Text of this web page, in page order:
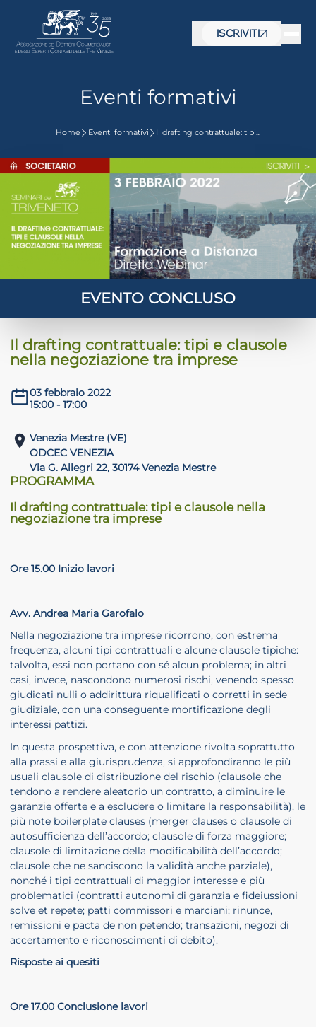
ISCRIVITI
Eventi formativi
Home Eventi formativi Il drafting contrattuale: tipi...
EVENTO CONCLUSO
Il drafting contrattuale: tipi e clausole
nella negoziazione tra imprese
03 febbraio 2022
15:00 - 17:00
Venezia Mestre (VE)
ODCEC VENEZIA
Via G. Allegri 22, 30174 Venezia Mestre
PROGRAMMA
Il drafting contrattuale: tipi e clausole nella
negoziazione tra imprese
Ore 15.00 Inizio lavori
Avv. Andrea Maria Garofalo
Nella negoziazione tra imprese ricorrono, con estrema
frequenza, alcuni tipi contrattuali e alcune clausole tipiche:
talvolta, essi non portano con sé alcun problema; in altri
casi, invece, nascondono numerosi rischi, venendo spesso
giudicati nulli o addirittura riqualificati o corretti in sede
giudiziale, con una conseguente mortificazione degli
interessi pattizi.
In questa prospettiva, e con attenzione rivolta soprattutto
alla prassi e alla giurisprudenza, si approfondiranno le più
usuali clausole di distribuzione del rischio (clausole che
tendono a rendere aleatorio un contratto, a diminuire le
garanzie offerte e a escludere o limitare la responsabilità), le
più note boilerplate clauses (merger clauses o clausole di
autosufficienza dell’accordo; clausole di forza maggiore;
clausole di limitazione della modificabilità dell’accordo;
clausole che ne sanciscono la validità anche parziale),
nonché i tipi contrattuali di maggior interesse e più
problematici (contratti autonomi di garanzia e fideiussioni
solve et repete; patti commissori e marciani; rinunce,
remissioni e pacta de non petendo; transazioni, negozi di
accertamento e riconoscimenti di debito).
Risposte ai quesiti
Ore 17.00 Conclusione lavori